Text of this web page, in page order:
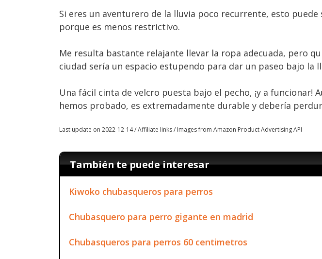
Si eres un aventurero de la lluvia poco recurrente, esto
porque es menos restrictivo.
Me resulta bastante relajante llevar la ropa adecuada, pero
ciudad sería un espacio estupendo para dar un paseo bajo la
Una fácil cinta de velcro puesta bajo el pecho, ¡y a funcionar!
hemos probado, es extremadamente durable y debería
Last update on 2022-12-14 / Affiliate links / Images from Amazon Product Advertising API
También te puede interesar
Kiwoko chubasqueros para perros
Chubasquero para perro gigante en madrid
Chubasqueros para perros 60 centimetros